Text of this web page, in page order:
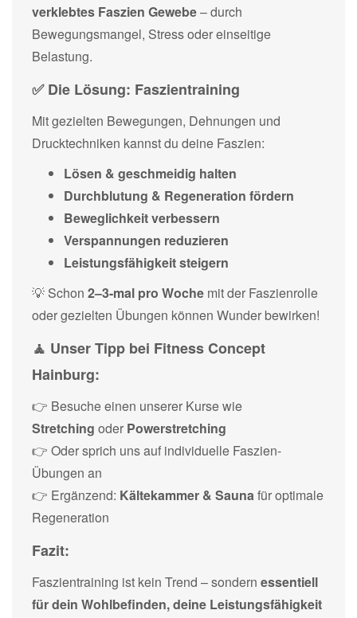
verklebtes Faszien Gewebe– durch
Bewegungsmangel, Stress oder einseitige
Belastung.
✅ Die Lösung: Faszientraining
Mit gezielten Bewegungen, Dehnungen und
Drucktechniken kannst du deine Faszien:
Lösen & geschmeidig halten
Durchblutung & Regeneration fördern
Beweglichkeit verbessern
Verspannungen reduzieren
Leistungsfähigkeit steigern
💡 Schon 2–3-mal pro Woche mit der Faszienrolle
oder gezielten Übungen können Wunder bewirken!
🧘 Unser Tipp bei Fitness Concept
Hainburg:
👉 Besuche einen unserer Kurse wie
Stretching oder Powerstretching
👉 Oder sprich uns auf individuelle Faszien-
Übungen an
👉 Ergänzend: Kältekammer & Saunafür optimale
Regeneration
Fazit:
Faszientraining ist kein Trend – sondern essentiell
für dein Wohlbefinden, deine Leistungsfähigkeit